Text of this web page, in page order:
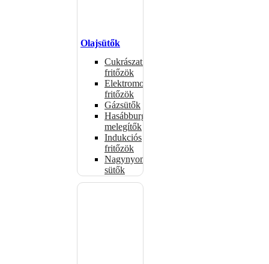
Olajsütők
Cukrászati
fritőzök
Elektromos
fritőzök
Gázsütők
Hasábburgonya
melegítők
Indukciós
fritőzök
Nagynyomású
sütők